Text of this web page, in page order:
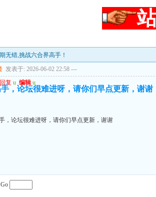
无错,挑战六合界高手！
发表于: 2026-06-02 22:58 ---
回复 u 编辑 u
，论坛很难进呀，请你们早点更新，谢谢
，论坛很难进呀，请你们早点更新，谢谢